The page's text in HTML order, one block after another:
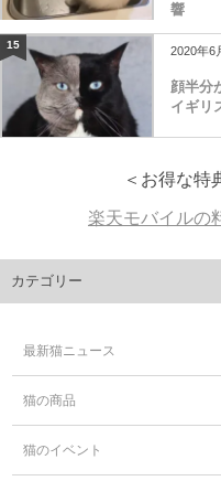
響
15 2020年6
顔半分
イギリ
＜お得な特
楽天モバイルの
カテゴリー
最新猫ニュース
猫の商品
猫のイベント